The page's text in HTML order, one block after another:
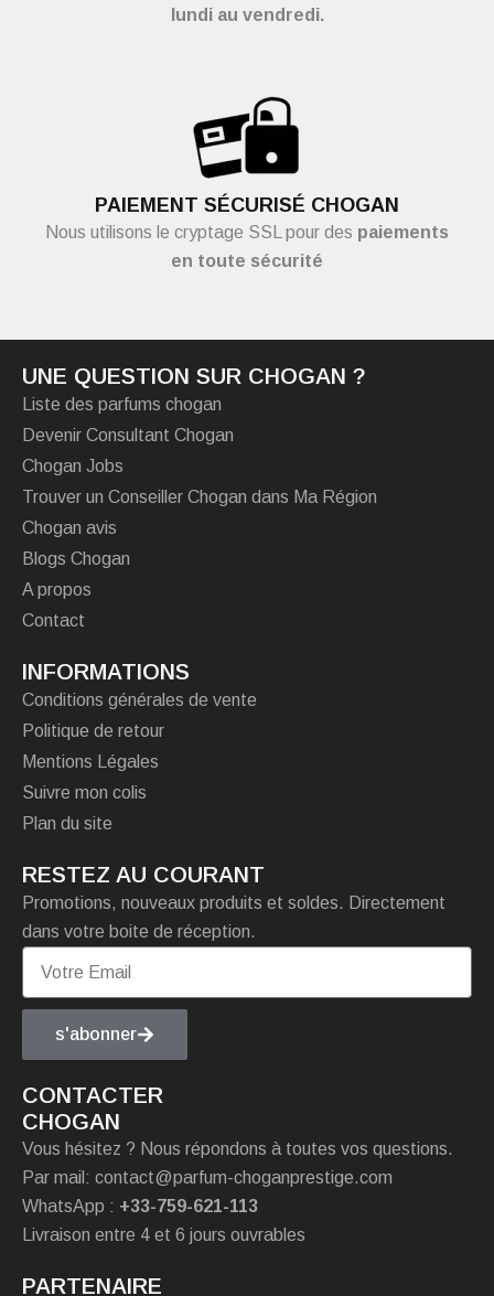
lundi au vendredi.
PAIEMENT SÉCURISÉ CHOGAN
Nous utilisons le cryptage SSL pour des paiements
en toute sécurité
UNE QUESTION SUR CHOGAN ?
Liste des parfums chogan
Devenir Consultant Chogan
Chogan Jobs
Trouver un Conseiller Chogan dans Ma Région
Chogan avis
Blogs Chogan
A propos
Contact
INFORMATIONS
Conditions générales de vente
Politique de retour
Mentions Légales
Suivre mon colis
Plan du site
RESTEZ AU COURANT
Promotions, nouveaux produits et soldes. Directement
dans votre boite de réception.
s'abonner
CONTACTER
CHOGAN
Vous hésitez ? Nous répondons à toutes vos questions.
Par mail: contact@parfum-choganprestige.com
WhatsApp : +33-759-621-113
Livraison entre 4 et 6 jours ouvrables
PARTENAIRE